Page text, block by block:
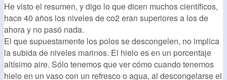
He visto el resumen, y digo lo que dicen muchos científicos,
hace 40 años los niveles de co2 eran superiores a los de
ahora y no pasó nada.
El que supuestamente los polos se descongelen, no implica
la subida de niveles marinos. El hielo es en un porcentaje
altísimo aire. Sólo tenemos que ver cómo cuando tenemos
hielo en un vaso con un refresco o agua, al descongelarse el